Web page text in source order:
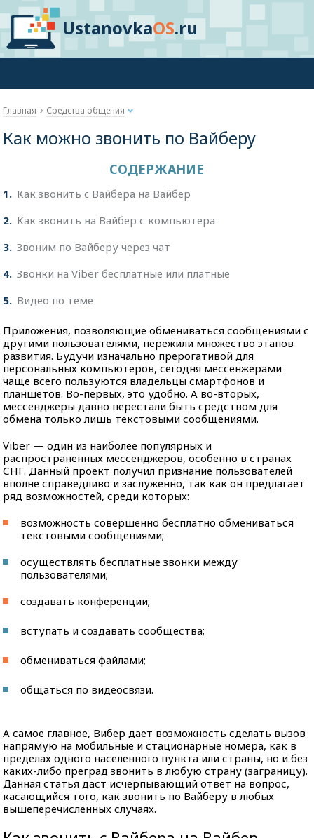
UstanovkaOS.ru
Главная Средства общения
Как можно звонить по Вайберу
СОДЕРЖАНИЕ
1
Как звонить c Вайбера на Вайбер
2 Как звонить на Вайбер с компьютера
3 Звоним по Вайберу через чат
4 Звонки на Viber бесплатные или платные
5 Видео по теме
Приложения, позволяющие обмениваться сообщениями с
другими пользователями, пережили множество этапов
развития. Будучи изначально прерогативой для
персональных компьютеров, сегодня мессенжерами
чаще всего пользуются владельцы смартфонов и
планшетов. Во-первых, это удобно. А во-вторых,
мессенджеры давно перестали быть средством для
обмена только лишь текстовыми сообщениями.
Viber — один из наиболее популярных и
распространенных мессенджеров, особенно в странах
СНГ. Данный проект получил признание пользователей
вполне справедливо и заслуженно, так как он предлагает
ряд возможностей, среди которых:
возможность совершенно бесплатно обмениваться
текстовыми сообщениями;
осуществлять бесплатные звонки между
пользователями;
создавать конференции;
вступать и создавать сообщества;
обмениваться файлами;
общаться по видеосвязи.
А самое главное, Вибер дает возможность сделать вызов
напрямую на мобильные и стационарные номера, как в
пределах одного населенного пункта или страны, но и без
каких-либо преград звонить в любую страну (заграницу).
Данная статья даст исчерпывающий ответ на вопрос,
касающийся того, как звонить по Вайберу в любых
вышеперечисленных случаях.